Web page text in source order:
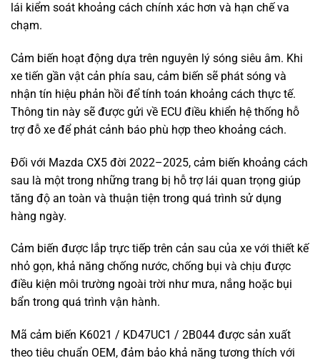
lái kiểm soát khoảng cách chính xác hơn và hạn chế va
chạm.
Cảm biến hoạt động dựa trên nguyên lý sóng siêu âm. Khi
xe tiến gần vật cản phía sau, cảm biến sẽ phát sóng và
nhận tín hiệu phản hồi để tính toán khoảng cách thực tế.
Thông tin này sẽ được gửi về ECU điều khiển hệ thống hỗ
trợ đỗ xe để phát cảnh báo phù hợp theo khoảng cách.
Đối với Mazda CX5 đời 2022–2025, cảm biến khoảng cách
sau là một trong những trang bị hỗ trợ lái quan trọng giúp
tăng độ an toàn và thuận tiện trong quá trình sử dụng
hàng ngày.
Cảm biến được lắp trực tiếp trên cản sau của xe với thiết kế
nhỏ gọn, khả năng chống nước, chống bụi và chịu được
điều kiện môi trường ngoài trời như mưa, nắng hoặc bụi
bẩn trong quá trình vận hành.
Mã cảm biến K6021 / KD47UC1 / 2B044 được sản xuất
theo tiêu chuẩn OEM, đảm bảo khả năng tương thích với